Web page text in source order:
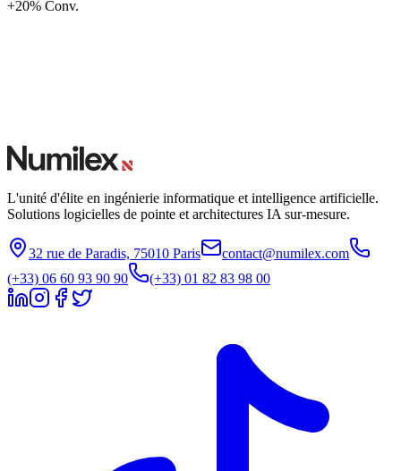
+20% Conv.
L'unité d'élite en ingénierie informatique et intelligence artificielle.
Solutions logicielles de pointe et architectures IA sur-mesure.
32 rue de Paradis, 75010 Paris
contact@numilex.com
(+33) 06 60 93 90 90
(+33) 01 82 83 98 00